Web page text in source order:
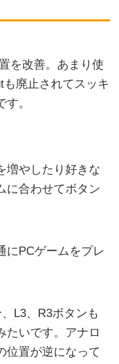
を改善。あまり使
廃止されてスッキ
。
増やしたり好きな
に合わせてボタン
にPCゲームをプレ
L3、R3ボタンも
たいです。アナロ
位置が逆になって